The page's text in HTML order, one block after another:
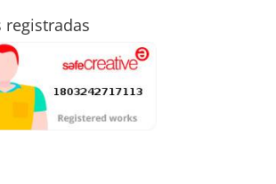
registradas